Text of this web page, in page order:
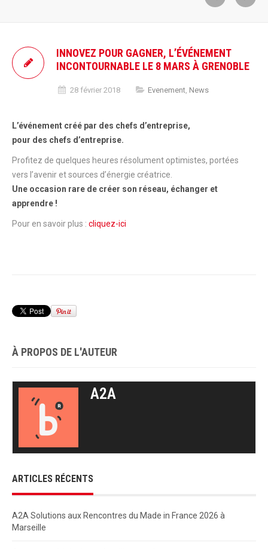
INNOVEZ POUR GAGNER, L’ÉVÉNEMENT
INCONTOURNABLE LE 8 MARS À GRENOBLE
28 février 2018 Evenement, News
L’événement créé par des chefs d’entreprise,
pour des chefs d’entreprise.
Profitez de quelques heures résolument optimistes, portées
vers l’avenir et sources d’énergie créatrice.
Une occasion rare de créer son réseau, échanger et
apprendre !
Pour en savoir plus : cliquez-ici
À PROPOS DE L'AUTEUR
A2A
ARTICLES RÉCENTS
A2A Solutions aux Rencontres du Made in France 2026 à
Marseille